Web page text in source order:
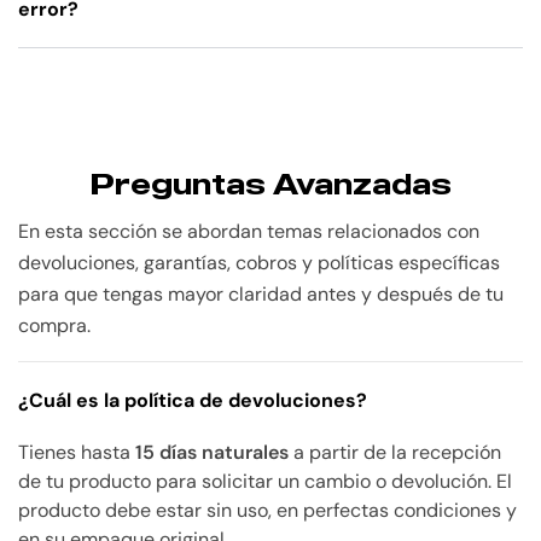
error?
Preguntas Avanzadas
En esta sección se abordan temas relacionados con
devoluciones, garantías, cobros y políticas específicas
para que tengas mayor claridad antes y después de tu
compra.
¿Cuál es la política de devoluciones?
Tienes hasta 15 días naturalesa partir de la recepción
de tu producto para solicitar un cambio o devolución. El
producto debe estar sin uso, en perfectas condiciones y